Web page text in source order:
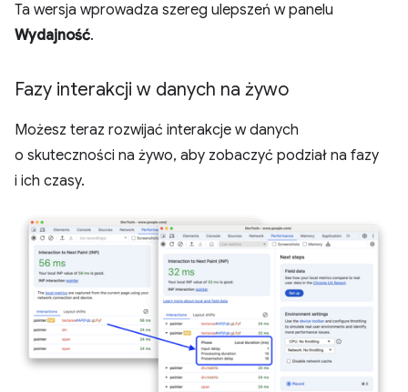
Ta wersja wprowadza szereg ulepszeń w panelu
Wydajność.
Fazy interakcji w danych na żywo
Możesz teraz rozwijać interakcje w danych
o skuteczności na żywo, aby zobaczyć podział na fazy
i ich czasy.